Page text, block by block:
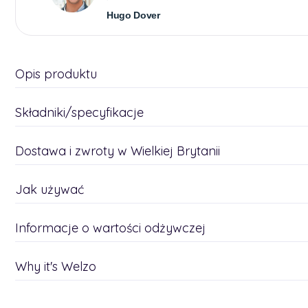
Hugo Dover
Opis produktu
Składniki/specyfikacje
Dostawa i zwroty w Wielkiej Brytanii
Jak używać
Informacje o wartości odżywczej
Why it's Welzo